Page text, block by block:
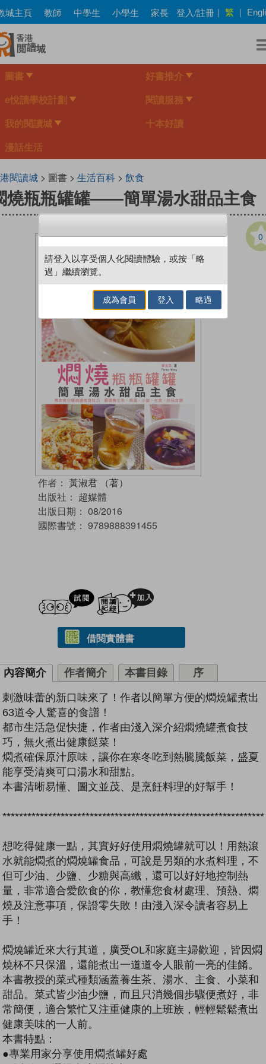
Skip
to
main
content
城主頁 教師 中學生 小學生 家長 登入/註冊 | 繁 |
圖書 好書推介
e悅讀學校計劃 閱讀服務
我的閱讀城 十本好讀
漫話生活
閱讀城> 圖書 > 生活百科> 飲食
燒瓶瓶罐罐——簡單湯水甜品主食
0
作者： 黃淑君 （著）
出版社： 超媒體
出版日期： 08/2016
國際書號： 9789888391455
試閲
借閱實體書
內容簡介 作者簡介 本書目錄 序
刺激味蕾的新口味來了！作者以簡單方便的燜燒罐煮出
63道令人驚喜的食譜！
都市生活急促快捷，作者由淺入深介紹燜燒罐煮食技
巧，無火煮出健康餸菜！
燜煮確保原汁原味，讓你在寒冬吃到熱騰騰飯菜，盛夏
能享受清爽可口湯水和甜點。
本書清晰易懂、圖文並茂、是烹飪料理的好幫手！
***************************************************************
想吃得健康一點，其實好好使用燜燒罐就可以！用熱滾
水就能燜煮的燜燒罐食品，可說是另類的水煮料理，不
但可少油、少鹽、少糖與高纖，還可以好好地控制熱
量，非常適合愛飲食的你，教懂您食材處理、預熱、燜
燒及注意事項，保證零失敗！由淺入深令讀者容易上
手！
燜燒罐近來大行其道，廣受OL和家庭主婦歡迎，皆因燜
燒杯不只保溫，還能煮出一道道令人眼前一亮的佳餚。
本書教授的菜式種類涵蓋養生茶、湯水、主食、小菜和
甜品。菜式皆少油少鹽，而且只消幾個步驟便煮好，非
常簡便，適合繁忙又注重健康的上班族，輕輕鬆鬆煮出
健康美味的一人前。
本書特點：
●專業用家分享使用燜煮罐好處
請登入以享受個人化閱讀體驗，或按「略
過」繼續瀏覽。
成為會員 登入 略過